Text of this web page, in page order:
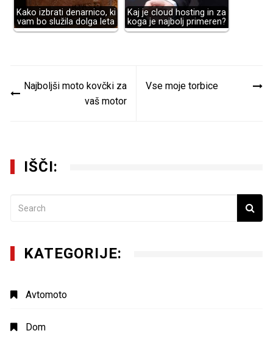
Kako izbrati denarnico, ki
vam bo služila dolga leta
Kaj je cloud hosting in za
koga je najbolj primeren?
prispevka
Najboljši moto kovčki za
vaš motor
Vse moje torbice
IŠČI:
KATEGORIJE:
Avtomoto
Dom